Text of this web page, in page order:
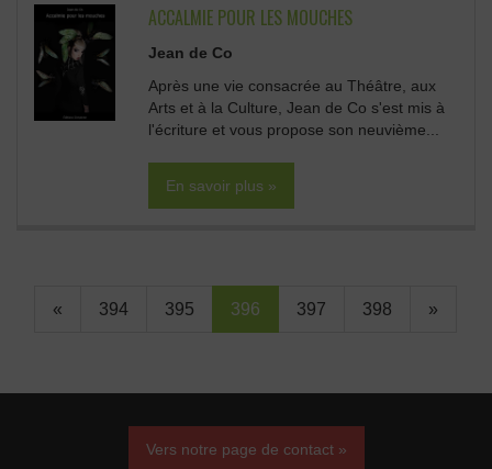
ACCALMIE POUR LES MOUCHES
Jean de Co
Après une vie consacrée au Théâtre, aux
Arts et à la Culture, Jean de Co s'est mis à
l'écriture et vous propose son neuvième...
En savoir plus »
« 394 395 396 397 398 »
Vers notre page de contact »